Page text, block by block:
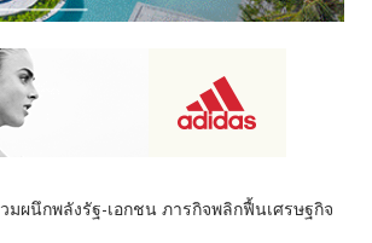
มผนึกพลังรัฐ-เอกชน ภารกิจพลิกฟื้นเศรษฐกิจ